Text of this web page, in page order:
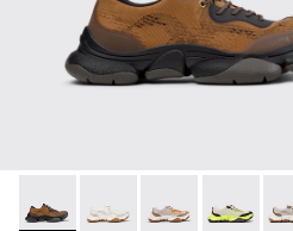
Karst 2 - K101069-010 -
Karst 2 - K101069-009
Karst 2 -Karst 2 -